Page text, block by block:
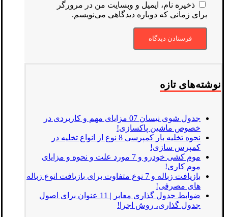
ذخیره نام، ایمیل و وبسایت من در مرورگر
برای زمانی که دوباره دیدگاهی می‌نویسم.
نوشته‌های تازه
جدول شوی نیسان 07 مزایای مهم و کاربردی در
خصوص ماشین پاکسازی!
نحوه تخلیه بار کمپرسی 8 نوع از انواع تخلیه در
کمپرس سازی!
موم کشی خودرو و 7 مورد علت و نحوه و مزایای
موم کاری!
بازیافت زباله و 7 نوع متفاوت برای بازیافت انوع زباله
های مصرفی!
ضوابط جدول گذاری معابر | 11 عنوان برای اصول
جدول گذاری، روش اجرا!